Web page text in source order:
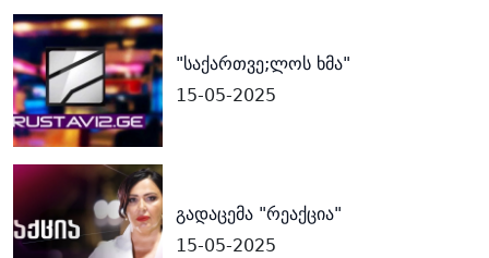
"საქართვე;ლოს ხმა"
15-05-2025
გადაცემა "რეაქცია"
15-05-2025